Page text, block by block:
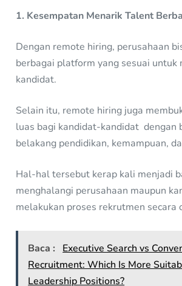
1. Kesempatan Menarik Talent
Dengan remote hiring, perusahaan
berbagai platform yang sesuai untuk
kandidat.
Selain itu, remote hiring juga
luas bagi kandidat-kandidat dengan
belakang pendidikan, kemampuan,
Hal-hal tersebut kerap kali menjadi
menghalangi perusahaan maupun
melakukan proses rekrutmen secara
Baca :
Executive Search vs
Recruitment: Which Is More
Leadership Positions?